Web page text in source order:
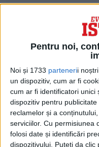
Pentru noi,
Noi și 1733 partenerii
un dispozitiv, cum ar fi
cum ar fi identificatori unici
dispozitiv pentru
reclamelor și a
serviciilor. Cu permisiunea
folosi date și identificări
dispozitivului. Puteți da
Chestionat de
Racoviceanu